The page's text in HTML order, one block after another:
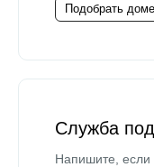
Подобрать
Служба
Напишите,